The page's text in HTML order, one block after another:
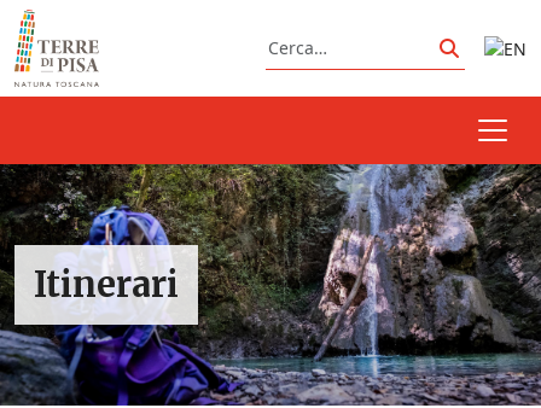
Vai al contenuto
Cerca
Cerca
Itinerari